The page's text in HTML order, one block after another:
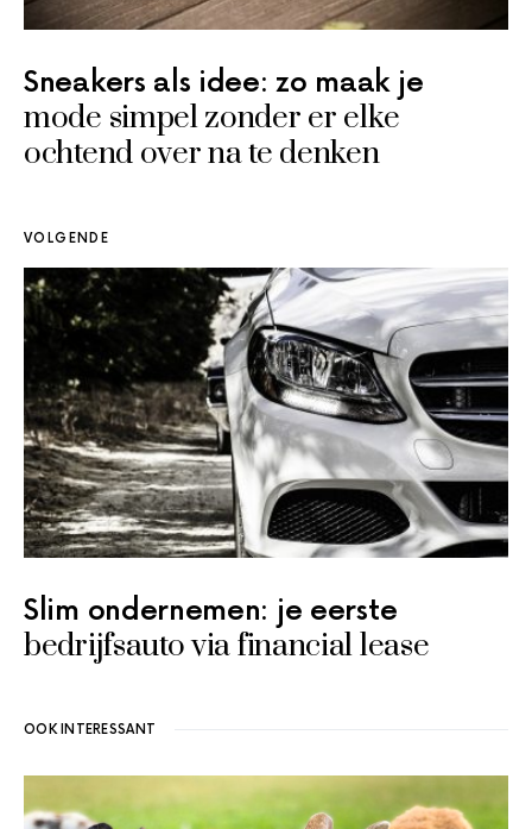
Sneakers als idee: zo maak je
mode simpel zonder er elke
ochtend over na te denken
VOLGENDE
Slim ondernemen: je eerste
bedrijfsauto via financial lease
OOK INTERESSANT